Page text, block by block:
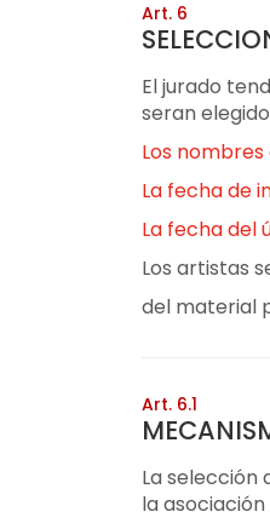
Art. 6
El jurado
seran
Los
La fecha de
La fecha del
Los artistas
del material
Art. 6.1
La selección
la